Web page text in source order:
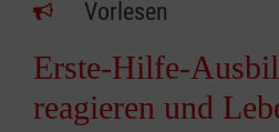
Vorlesen
Erste-Hilfe-
reagieren und